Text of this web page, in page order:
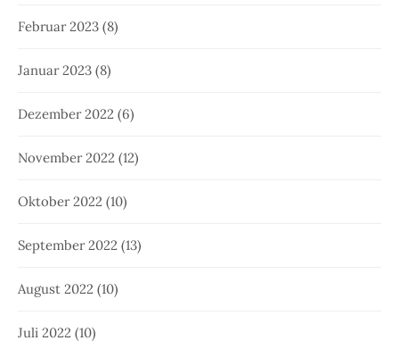
Februar 2023 (8)
Januar 2023 (8)
Dezember 2022 (6)
November 2022 (12)
Oktober 2022 (10)
September 2022 (13)
August 2022 (10)
Juli 2022 (10)